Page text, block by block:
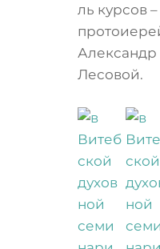
ль курсов –
Александр
Лесовой.